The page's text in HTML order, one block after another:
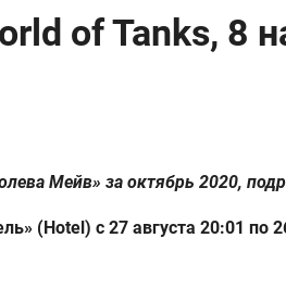
of Tanks, 8
Мейв» за октябрь 2020,
(Hotel) с 27 августа 20:01 по